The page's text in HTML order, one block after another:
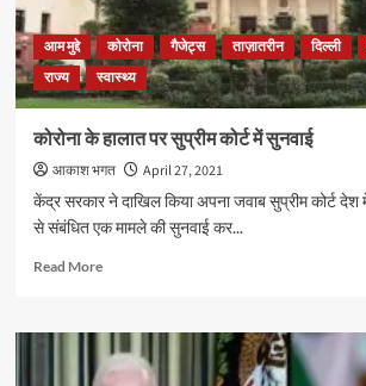
मौत
:
उपायुक्त
आम मुद्दे कोरोना गैजेट्स ताज़ातरीन दिल्ली
राज्य
स्वास्थ्य
कोरोना के हालात पर सुप्रीम कोर्ट में सुनवाई
आकाश भगत
April 27, 2021
केंद्र सरकार ने दाखिल किया अपना जवाब सुप्रीम कोर्ट
से संबंधित एक मामले की सुनवाई कर...
Read MoreRead
कोरोना
के
हालात